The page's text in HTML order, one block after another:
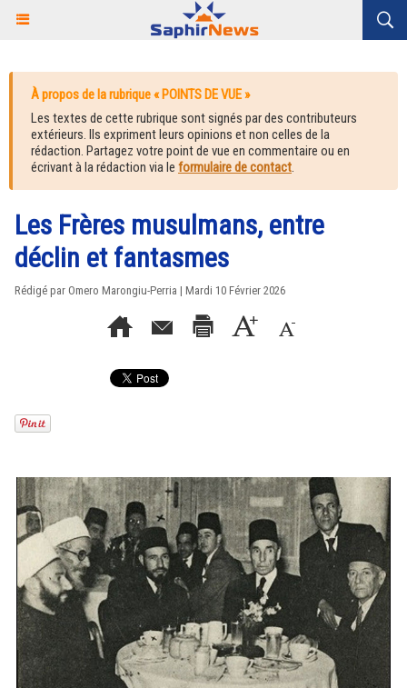
À propos de la rubrique « POINTS DE VUE »
Les textes de cette rubrique sont signés par des contributeurs
extérieurs. Ils expriment leurs opinions et non celles de la
rédaction. Partagez votre point de vue en commentaire ou en
écrivant à la rédaction via le formulaire de contact.
Les Frères musulmans, entre
déclin et fantasmes
Rédigé par Omero Marongiu-Perria | Mardi 10 Février 2026